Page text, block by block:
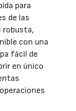
para
de las
robusta,
con una
fácil de
en único